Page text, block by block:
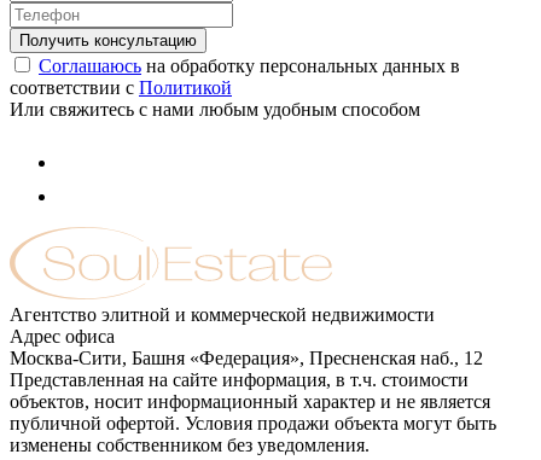
Соглашаюсь на обработку персональных данных в
соответствии с Политикой
Или свяжитесь с нами любым удобным способом
Агентство элитной и коммерческой недвижимости
Адрес офиса
Москва-Сити, Башня «Федерация», Пресненская наб., 12
Представленная на сайте информация, в т.ч. стоимости
объектов, носит информационный характер и не является
публичной офертой. Условия продажи объекта могут быть
изменены собственником без уведомления.